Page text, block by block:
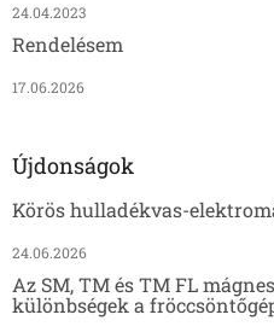
24.04.2023
Rendelésem
17.06.2026
Újdonságok
Körös hulladékvas-
24.06.2026
Az SM, TM és TM FL
különbségek a